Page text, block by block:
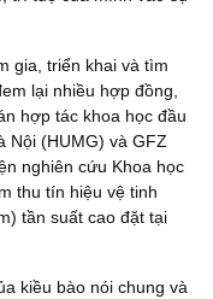
gia, triển khai và tìm
lại nhiều hợp đồng,
hợp tác khoa học đầu
Nội (HUMG) và GFZ
nghiên cứu Khoa học
thu tín hiệu vệ tinh
tần suất cao đặt tại
kiều bào nói chung và